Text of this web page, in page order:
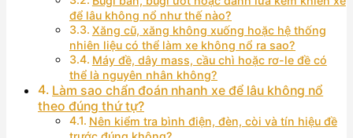
để lâu không nổ như thế nào?
Xăng cũ, xăng không xuống hoặc hệ thống
nhiên liệu có thể làm xe không nổ ra sao?
Máy đề, dây mass, cầu chì hoặc rơ-le đề có
thể là nguyên nhân không?
Làm sao chẩn đoán nhanh xe để lâu không nổ
theo đúng thứ tự?
Nên kiểm tra bình điện, đèn, còi và tín hiệu đề